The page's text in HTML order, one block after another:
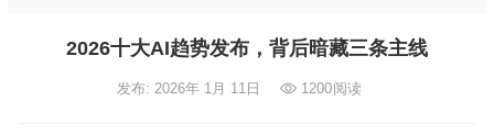
2026十大AI趋势发布，背后暗藏三条主线
发布: 2026年 1月 11日 1200阅读